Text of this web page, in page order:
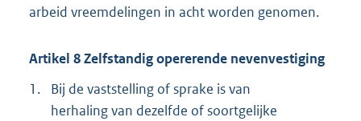
arbeid vreemdelingen in acht worden genomen.
Artikel 8 Zelfstandig opererende nevenvestiging
1.
Bij de vaststelling of sprake is van
herhaling van dezelfde of soortgelijke